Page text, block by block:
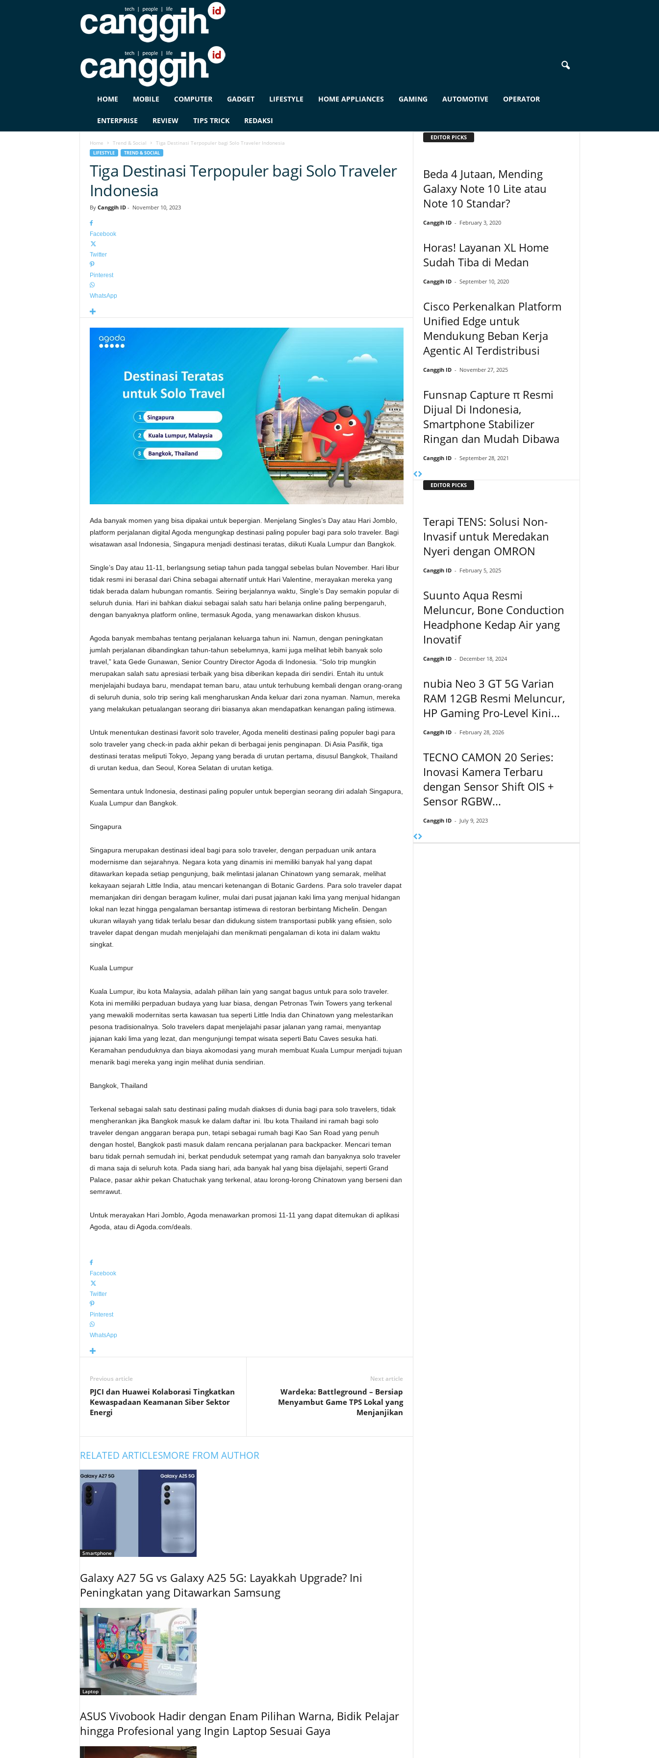
G
HOME MOBILE COMPUTER GADGET LIFESTYLE HOME APPLIANCES GAMING AUTOMOTIVE OPERATOR
ENTERPRISE REVIEW TIPS TRICK REDAKSI
Home Trend & Social Tiga Destinasi Terpopuler bagi Solo Traveler Indonesia
LIFESTYLE TREND & SOCIAL
Tiga Destinasi Terpopuler bagi Solo Traveler
Indonesia
By Canggih ID- November 10, 2023
Facebook
Twitter
Pinterest
WhatsApp
Ada banyak momen yang bisa dipakai untuk bepergian. Menjelang Singles’s Day atau Hari Jomblo,
platform perjalanan digital Agoda mengungkap destinasi paling populer bagi para solo traveler. Bagi
wisatawan asal Indonesia, Singapura menjadi destinasi teratas, diikuti Kuala Lumpur dan Bangkok.
Single’s Day atau 11-11, berlangsung setiap tahun pada tanggal sebelas bulan November. Hari libur
tidak resmi ini berasal dari China sebagai alternatif untuk Hari Valentine, merayakan mereka yang
tidak berada dalam hubungan romantis. Seiring berjalannya waktu, Single’s Day semakin popular di
seluruh dunia. Hari ini bahkan diakui sebagai salah satu hari belanja online paling berpengaruh,
dengan banyaknya platform online, termasuk Agoda, yang menawarkan diskon khusus.
Agoda banyak membahas tentang perjalanan keluarga tahun ini. Namun, dengan peningkatan
jumlah perjalanan dibandingkan tahun-tahun sebelumnya, kami juga melihat lebih banyak solo
travel,” kata Gede Gunawan, Senior Country Director Agoda di Indonesia. “Solo trip mungkin
merupakan salah satu apresiasi terbaik yang bisa diberikan kepada diri sendiri. Entah itu untuk
menjelajahi budaya baru, mendapat teman baru, atau untuk terhubung kembali dengan orang-orang
di seluruh dunia, solo trip sering kali mengharuskan Anda keluar dari zona nyaman. Namun, mereka
yang melakukan petualangan seorang diri biasanya akan mendapatkan kenangan paling istimewa.
Untuk menentukan destinasi favorit solo traveler, Agoda meneliti destinasi paling populer bagi para
solo traveler yang check-in pada akhir pekan di berbagai jenis penginapan. Di Asia Pasifik, tiga
destinasi teratas meliputi Tokyo, Jepang yang berada di urutan pertama, disusul Bangkok, Thailand
di urutan kedua, dan Seoul, Korea Selatan di urutan ketiga.
Sementara untuk Indonesia, destinasi paling populer untuk bepergian seorang diri adalah Singapura,
Kuala Lumpur dan Bangkok.
Singapura
Singapura merupakan destinasi ideal bagi para solo traveler, dengan perpaduan unik antara
modernisme dan sejarahnya. Negara kota yang dinamis ini memiliki banyak hal yang dapat
ditawarkan kepada setiap pengunjung, baik melintasi jalanan Chinatown yang semarak, melihat
kekayaan sejarah Little India, atau mencari ketenangan di Botanic Gardens. Para solo traveler dapat
memanjakan diri dengan beragam kuliner, mulai dari pusat jajanan kaki lima yang menjual hidangan
lokal nan lezat hingga pengalaman bersantap istimewa di restoran berbintang Michelin. Dengan
ukuran wilayah yang tidak terlalu besar dan didukung sistem transportasi publik yang efisien, solo
traveler dapat dengan mudah menjelajahi dan menikmati pengalaman di kota ini dalam waktu
singkat.
Kuala Lumpur
Kuala Lumpur, ibu kota Malaysia, adalah pilihan lain yang sangat bagus untuk para solo traveler.
Kota ini memiliki perpaduan budaya yang luar biasa, dengan Petronas Twin Towers yang terkenal
yang mewakili modernitas serta kawasan tua seperti Little India dan Chinatown yang melestarikan
pesona tradisionalnya. Solo travelers dapat menjelajahi pasar jalanan yang ramai, menyantap
jajanan kaki lima yang lezat, dan mengunjungi tempat wisata seperti Batu Caves sesuka hati.
Keramahan penduduknya dan biaya akomodasi yang murah membuat Kuala Lumpur menjadi tujuan
menarik bagi mereka yang ingin melihat dunia sendirian.
Bangkok, Thailand
Terkenal sebagai salah satu destinasi paling mudah diakses di dunia bagi para solo travelers, tidak
mengherankan jika Bangkok masuk ke dalam daftar ini. Ibu kota Thailand ini ramah bagi solo
traveler dengan anggaran berapa pun, tetapi sebagai rumah bagi Kao San Road yang penuh
dengan hostel, Bangkok pasti masuk dalam rencana perjalanan para backpacker. Mencari teman
baru tidak pernah semudah ini, berkat penduduk setempat yang ramah dan banyaknya solo traveler
di mana saja di seluruh kota. Pada siang hari, ada banyak hal yang bisa dijelajahi, seperti Grand
Palace, pasar akhir pekan Chatuchak yang terkenal, atau lorong-lorong Chinatown yang berseni dan
semrawut.
Untuk merayakan Hari Jomblo, Agoda menawarkan promosi 11-11 yang dapat ditemukan di aplikasi
Agoda, atau di Agoda.com/deals.
Facebook
Twitter
Pinterest
WhatsApp
Previous article
PJCI dan Huawei Kolaborasi Tingkatkan
Kewaspadaan Keamanan Siber Sektor
Energi
Next article
Wardeka: Battleground – Bersiap
Menyambut Game TPS Lokal yang
Menjanjikan
RELATED ARTICLESMORE FROM AUTHOR
Smartphone
Galaxy A27 5G vs Galaxy A25 5G: Layakkah Upgrade? Ini
Peningkatan yang Ditawarkan Samsung
Laptop
ASUS Vivobook Hadir dengan Enam Pilihan Warna, Bidik Pelajar
hingga Profesional yang Ingin Laptop Sesuai Gaya
EDITOR PICKS
Beda 4 Jutaan, Mending
Galaxy Note 10 Lite atau
Note 10 Standar?
Canggih ID - February 3, 2020
Horas! Layanan XL Home
Sudah Tiba di Medan
Canggih ID - September 10, 2020
Cisco Perkenalkan Platform
Unified Edge untuk
Mendukung Beban Kerja
Agentic AI Terdistribusi
Canggih ID - November 27, 2025
Funsnap Capture π Resmi
Dijual Di Indonesia,
Smartphone Stabilizer
Ringan dan Mudah Dibawa
Canggih ID - September 28, 2021
EDITOR PICKS
Terapi TENS: Solusi Non-
Invasif untuk Meredakan
Nyeri dengan OMRON
Canggih ID - February 5, 2025
Suunto Aqua Resmi
Meluncur, Bone Conduction
Headphone Kedap Air yang
Inovatif
Canggih ID - December 18, 2024
nubia Neo 3 GT 5G Varian
RAM 12GB Resmi Meluncur,
HP Gaming Pro-Level Kini...
Canggih ID - February 28, 2026
TECNO CAMON 20 Series:
Inovasi Kamera Terbaru
dengan Sensor Shift OIS +
Sensor RGBW...
Canggih ID - July 9, 2023